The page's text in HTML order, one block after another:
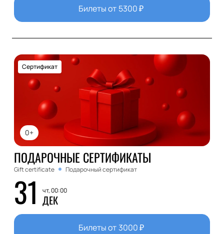
Билеты от 5300₽
0+
Сертификат
ПОДАРОЧНЫЕ СЕРТИФИКАТЫ
Gift certificate Подарочный сертификат
31 чт, 00:00
ДЕК
Билеты от 3000₽